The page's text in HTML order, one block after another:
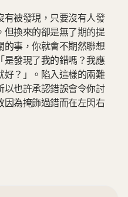
有被發現，只要沒有人發
但換來的卻是無了期的提
的事，你就會不期然聯想
是發現了我的錯嗎？我應
好？」。陷入這樣的兩難
以也許承認錯誤會令你討
因為掩飾過錯而在左閃右